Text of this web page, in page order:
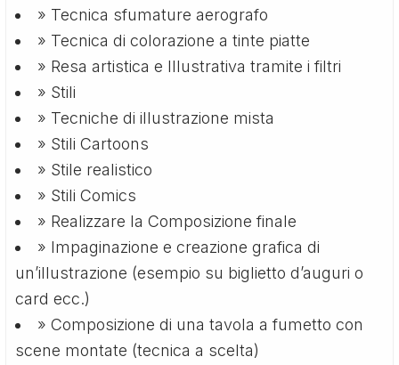
» Tecnica sfumature aerografo
» Tecnica di colorazione a tinte piatte
» Resa artistica e Illustrativa tramite i filtri
» Stili
» Tecniche di illustrazione mista
» Stili Cartoons
» Stile realistico
» Stili Comics
» Realizzare la Composizione finale
» Impaginazione e creazione grafica di
un’illustrazione (esempio su biglietto d’auguri o
card ecc.)
» Composizione di una tavola a fumetto con
scene montate (tecnica a scelta)